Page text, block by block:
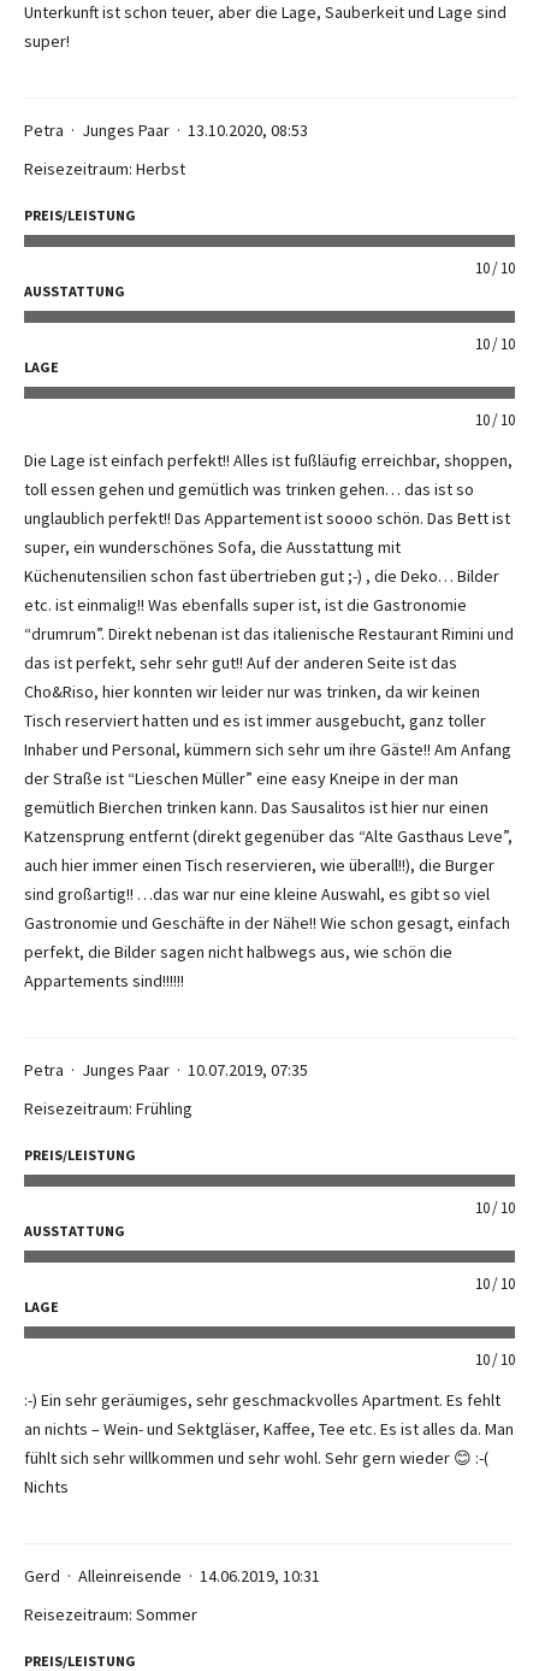
Unterkunft ist schon teuer, aber die Lage, Sauberkeit und Lage sind
super!
Petra Junges Paar
13.10.2020, 08:53
Reisezeitraum: Herbst
PREIS/LEISTUNG
10 10
AUSSTATTUNG
10 10
LAGE
10 10
Die Lage ist einfach perfekt!! Alles ist fußläufig erreichbar, shoppen,
toll essen gehen und gemütlich was trinken gehen… das ist so
unglaublich perfekt!! Das Appartement ist soooo schön. Das Bett ist
super, ein wunderschönes Sofa, die Ausstattung mit
Küchenutensilien schon fast übertrieben gut ;-) , die Deko… Bilder
etc. ist einmalig!! Was ebenfalls super ist, ist die Gastronomie
“drumrum”. Direkt nebenan ist das italienische Restaurant Rimini und
das ist perfekt, sehr sehr gut!! Auf der anderen Seite ist das
Cho&Riso, hier konnten wir leider nur was trinken, da wir keinen
Tisch reserviert hatten und es ist immer ausgebucht, ganz toller
Inhaber und Personal, kümmern sich sehr um ihre Gäste!! Am Anfang
der Straße ist “Lieschen Müller” eine easy Kneipe in der man
gemütlich Bierchen trinken kann. Das Sausalitos ist hier nur einen
Katzensprung entfernt (direkt gegenüber das “Alte Gasthaus Leve”,
auch hier immer einen Tisch reservieren, wie überall!!), die Burger
sind großartig!! …das war nur eine kleine Auswahl, es gibt so viel
Gastronomie und Geschäfte in der Nähe!! Wie schon gesagt, einfach
perfekt, die Bilder sagen nicht halbwegs aus, wie schön die
Appartements sind!!!!!!
Petra Junges Paar
10.07.2019, 07:35
Reisezeitraum: Frühling
PREIS/LEISTUNG
10 10
AUSSTATTUNG
10 10
LAGE
10 10
:-) Ein sehr geräumiges, sehr geschmackvolles Apartment. Es fehlt
an nichts – Wein- und Sektgläser, Kaffee, Tee etc. Es ist alles da. Man
fühlt sich sehr willkommen und sehr wohl. Sehr gern wieder 😊 :-(
Nichts
Gerd Alleinreisende
14.06.2019, 10:31
Reisezeitraum: Sommer
PREIS/LEISTUNG